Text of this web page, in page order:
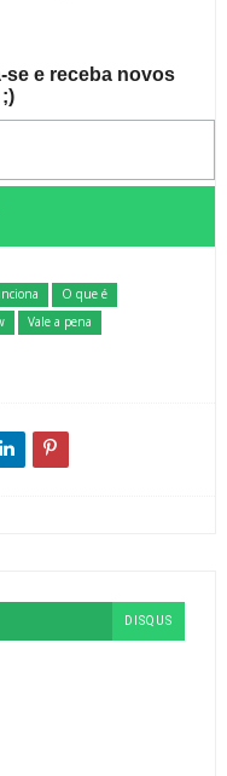
e receba novos
O que é
Vale a pena
DISQUS